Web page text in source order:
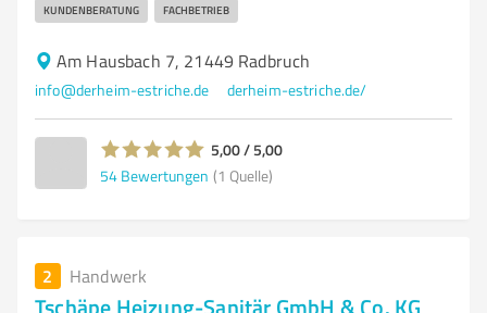
KUNDENBERATUNG FACHBETRIEB
Am Hausbach 7, 21449 Radbruch
info@derheim-estriche.de derheim-estriche.de/
5,00 / 5,00
54 Bewertungen (1 Quelle)
2 Handwerk
Tschäpe Heizung-Sanitär GmbH & Co. KG